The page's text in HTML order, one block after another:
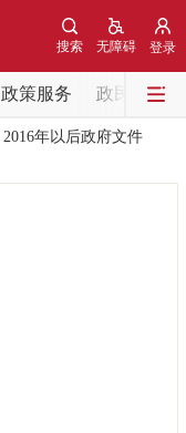
登录
无障碍
搜索
政策服务 政民互动
中央部委动态
2016年以后政府文件